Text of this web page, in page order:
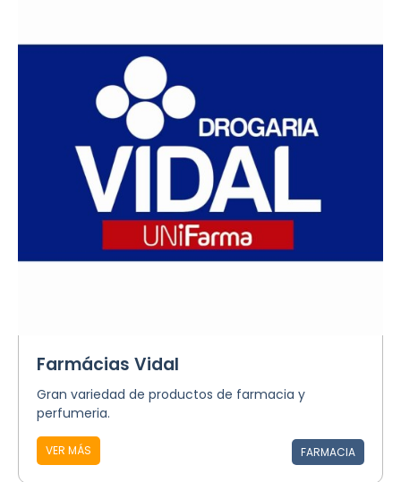
Farmácias Vidal
Gran variedad de productos de farmacia y
perfumeria.
VER MÁS FARMACIA